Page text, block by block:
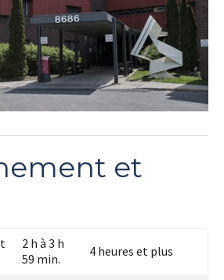
et
2 h à 3 h
59 min.
4 heures et plus